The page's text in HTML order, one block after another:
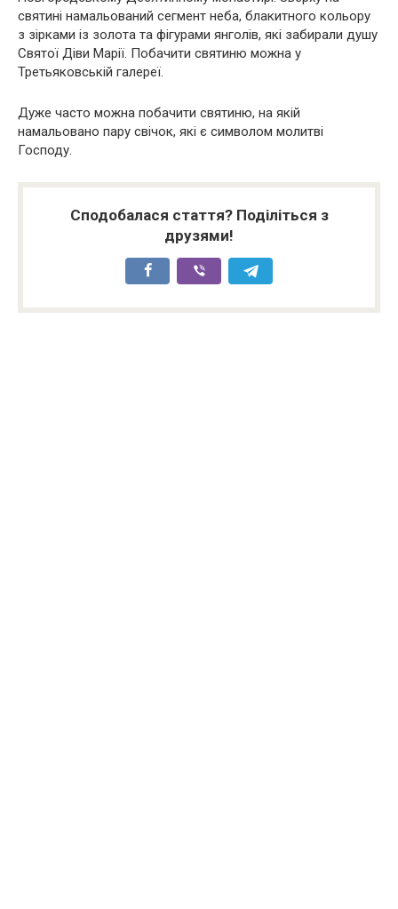
святині намальований сегмент неба, блакитного кольору
з зірками із золота та фігурами янголів, які забирали душу
Святої Діви Марії. Побачити святиню можна у
Третьяковській галереї.
Дуже часто можна побачити святиню, на якій
намальовано пару свічок, які є символом молитві
Господу.
Сподобалася стаття? Поділіться з
друзями!